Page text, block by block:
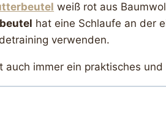
weiß rot aus
hat eine Schlaufe an der
verwenden.
auch immer ein praktisches